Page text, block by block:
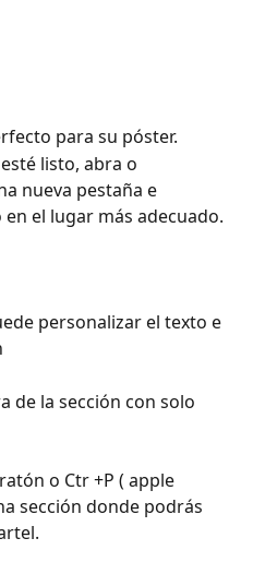
para su póster.
listo, abra o
nueva pestaña e
el lugar más adecuado.
personalizar el texto e
de la sección con solo
o Ctr +P ( apple
sección donde podrás